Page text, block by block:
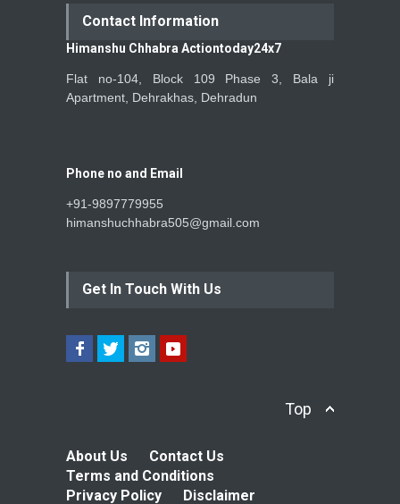
Contact Information
Himanshu Chhabra Actiontoday24x7
Flat no-104, Block 109 Phase 3, Bala ji
Apartment, Dehrakhas, Dehradun
Phone no and Email
+91-9897779955
himanshuchhabra505@gmail.com
Get In Touch With Us
Top
About Us
Contact Us
Terms and Conditions
Privacy Policy
Disclaimer